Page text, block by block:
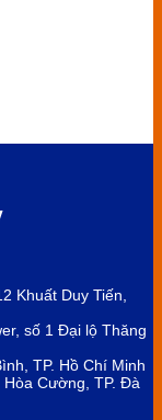
Khuất Duy Tiến,
số 1 Đại lộ Thăng
TP. Hồ Chí Minh
Cường, TP. Đà